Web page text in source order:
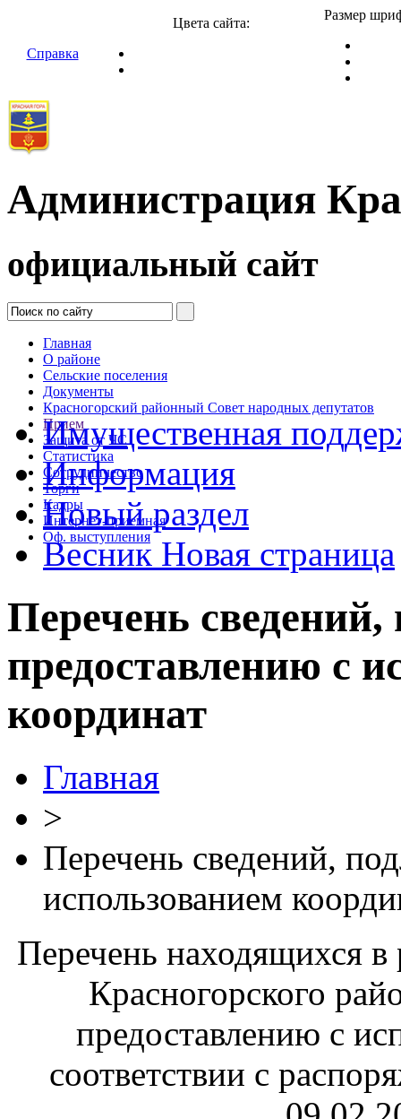
Справка
Цвета сайта:
Размер
Администрация
официальный сайт
Главная
О районе
Сельские поселения
Документы
Красногорский районный Совет народных депутатов
Прием
Защита от ЧС
Статистика
Сотрудничество
Торги
Кадры
Интернет-приемная
Оф. выступления
Имущественная
Информация
Новый раздел
Весник Новая страница
Перечень
предоставлению с
координат
Главная
>
Перечень сведений,
использованием
Перечень находящихся
Красногорского
предоставлению с
соответствии с